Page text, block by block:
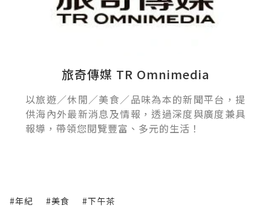
旅奇傳媒 TR Omnimedia
以旅遊／休閒／美食／品味為本的新聞平台，提
供海內外最新消息及情報，透過深度與廣度兼具
報導，帶領您閱覽豐富、多元的生活！
#年紀 #美食 #下午茶